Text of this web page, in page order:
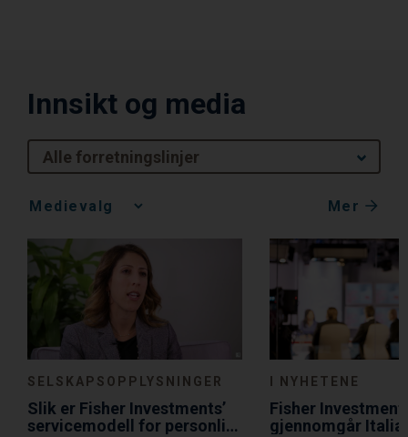
Innsikt og media
Alle forretningslinjer
Media
Choice
Mer
SELSKAPSOPPLYSNINGER
Slik er Fisher Investments’
servicemodell for personlig
I NYHETENE
Fisher
gjennomgår